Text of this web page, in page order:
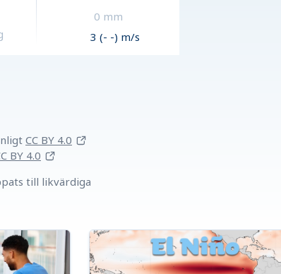
0 mm
3 (- -) m/s
CC BY 4.0
BY 4.0
till likvärdiga